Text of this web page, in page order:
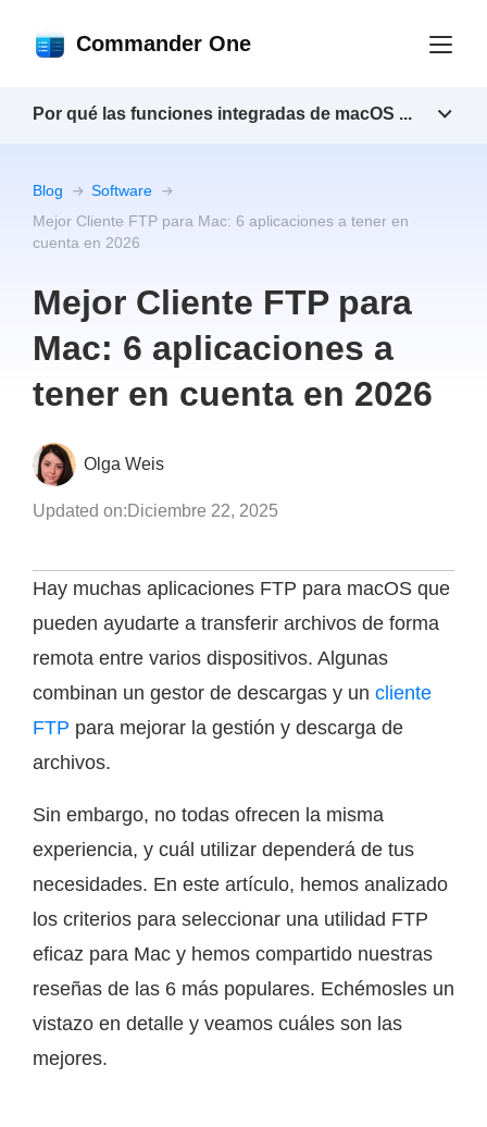
Commander One
Blog
Software
Mejor Cliente FTP para Mac: 6 aplicaciones a tener en
cuenta en 2026
Mejor Cliente FTP para
Mac: 6 aplicaciones a
tener en cuenta en 2026
Olga Weis
Updated on: Diciembre 22, 2025
Hay muchas aplicaciones FTP para macOS que
pueden ayudarte a transferir archivos de forma
remota entre varios dispositivos. Algunas
combinan un gestor de descargas y un cliente
FTP para mejorar la gestión y descarga de
archivos.
Sin embargo, no todas ofrecen la misma
experiencia, y cuál utilizar dependerá de tus
necesidades. En este artículo, hemos analizado
los criterios para seleccionar una utilidad FTP
eficaz para Mac y hemos compartido nuestras
reseñas de las 6 más populares. Echémosles un
vistazo en detalle y veamos cuáles son las
mejores.
Por qué las funciones integradas de macOS ...